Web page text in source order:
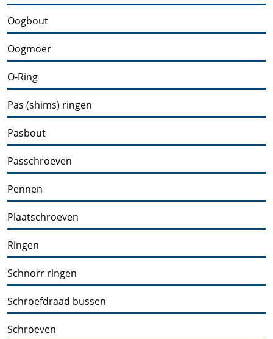
Oogbout
Oogmoer
O-Ring
Pas (shims) ringen
Pasbout
Passchroeven
Pennen
Plaatschroeven
Ringen
Schnorr ringen
Schroefdraad bussen
Schroeven